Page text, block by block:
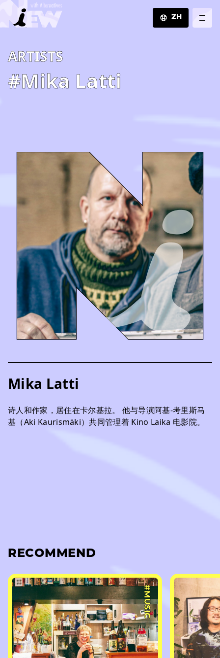
ZH
A­R­T­I­S­T­S
#Mika Latti
Mika Latti
诗人和作家，居住在卡尔基拉。 他与导演阿基-考里斯马
基（Aki Kaurismäki）共同管理着 Kino Laika 电影院。
RECOMMEND
#MUSIC